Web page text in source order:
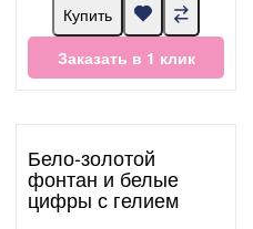
Купить
Заказать в 1 клик
Бело-золотой
фонтан и белые
цифры с гелием